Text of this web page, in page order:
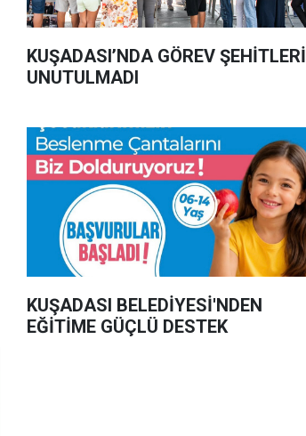
KUŞADASI’NDA GÖREV ŞEHİTLERİ
UNUTULMADI
KUŞADASI BELEDİYESİ'NDEN
EĞİTİME GÜÇLÜ DESTEK